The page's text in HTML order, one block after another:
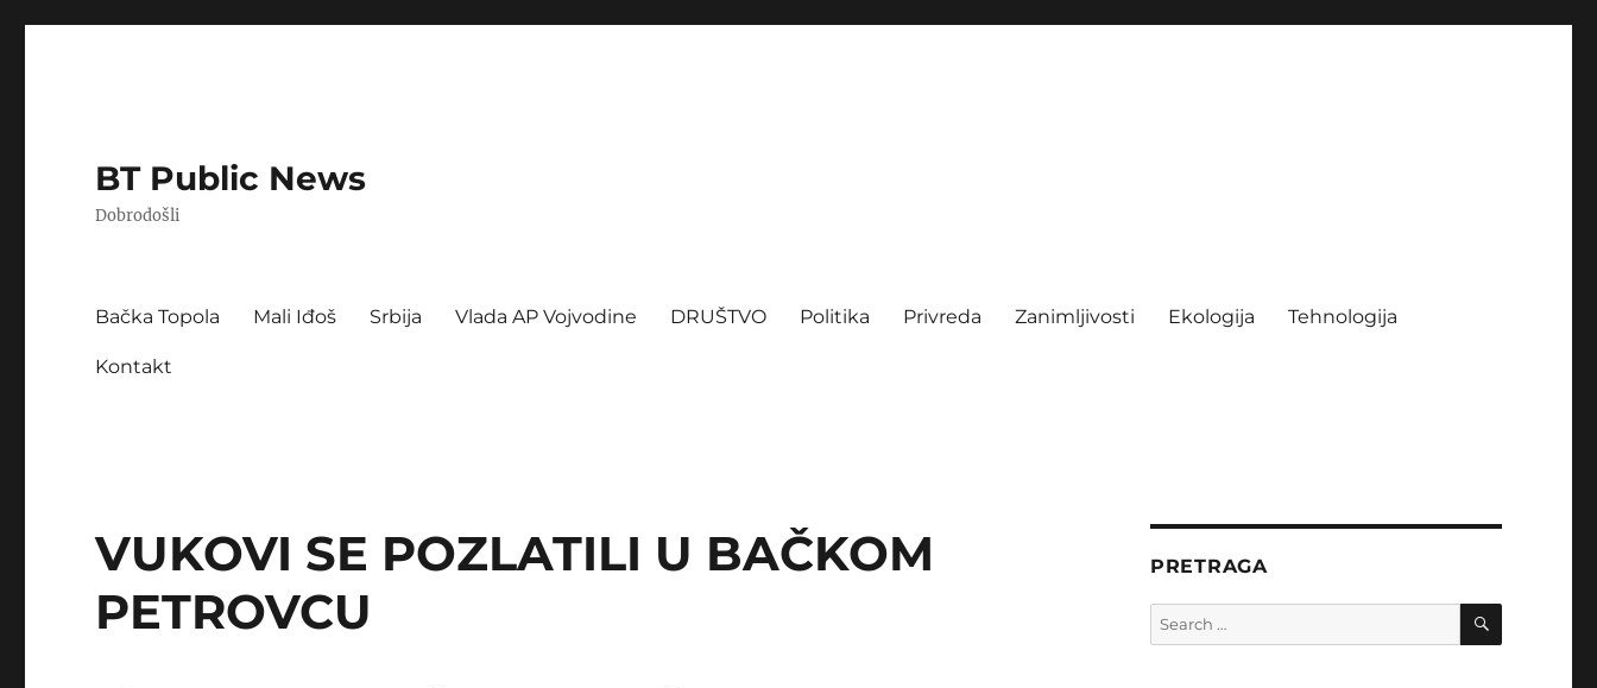
BT Public News
Dobrodošli
Bačka Topola Mali Iđoš Srbija Vlada AP Vojvodine DRUŠTVO Politika Privreda Zanimljivosti Ekologija Tehnologija
Kontakt
VUKOVI SE POZLATILI U BAČKOM
PETROVCU
PRETRAGA
Search
for:
SEARCH